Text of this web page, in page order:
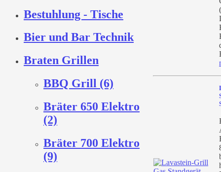
Bestuhlung - Tische
Bier und Bar Technik
Braten Grillen
BBQ Grill (6)
Bräter 650 Elektro
(2)
Bräter 700 Elektro
(9)